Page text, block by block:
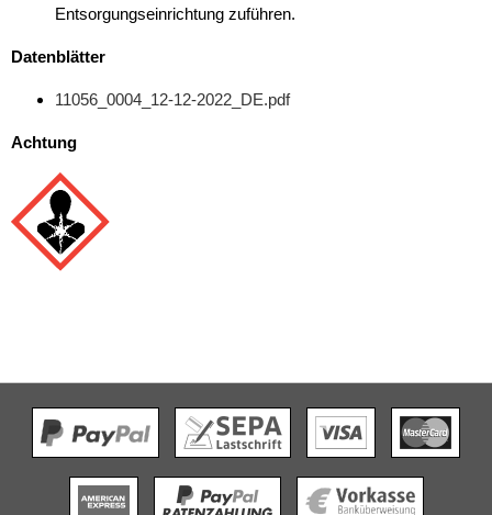
Entsorgungseinrichtung zuführen.
Datenblätter
11056_0004_12-12-2022_DE.pdf
Achtung